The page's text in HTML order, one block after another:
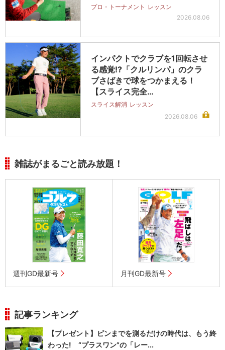
プロ・トーナメント レッスン
2026.08.06
インパクトでクラブを1回転させ
る感覚!?「クルリンパ」のクラ
ブさばきで球をつかまえる！
【スライス完全…
スライス解消 レッスン
2026.08.06
雑誌がまるごと読み放題！
週刊GD最新号 月刊GD最新号
記事ランキング
【プレゼント】ピンまでを測るだけの時代は、もう終
わった! “プラスワン”の「レー...